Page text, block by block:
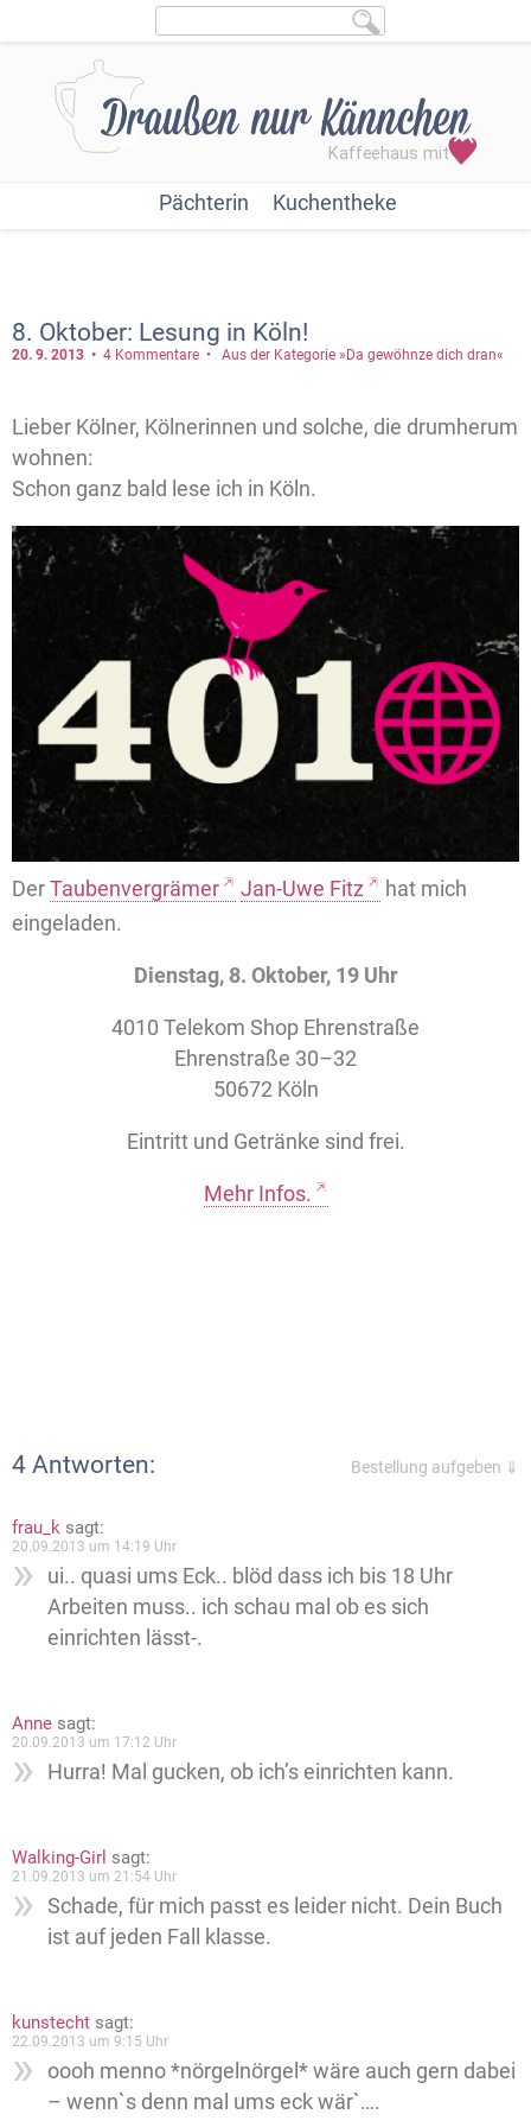
Pächterin Kuchentheke
8. Oktober: Lesung in Köln!
20. 9. 2013 4 Kommentare Aus der Kategorie »Da gewöhnze dich dran«
Lieber Kölner, Kölnerinnen und solche, die drumherum
wohnen:
Schon ganz bald lese ich in Köln.
DerTaubenvergrämer Jan-Uwe Fitz
hat mich
eingeladen.
Dienstag, 8. Oktober, 19 Uhr
4010 Telekom Shop Ehrenstraße
Ehrenstraße 30–32
50672 Köln
Eintritt und Getränke sind frei.
Mehr Infos.
4 Antworten: Bestellung aufgeben ⇓
frau_k sagt:
20.09.2013 um 14:19 Uhr
ui.. quasi ums Eck.. blöd dass ich bis 18 Uhr
Arbeiten muss.. ich schau mal ob es sich
einrichten lässt-.
Anne sagt:
20.09.2013 um 17:12 Uhr
Hurra! Mal gucken, ob ich’s einrichten kann.
Walking-Girl sagt:
21.09.2013 um 21:54 Uhr
Schade, für mich passt es leider nicht. Dein Buch
ist auf jeden Fall klasse.
kunstecht sagt:
22.09.2013 um 9:15 Uhr
oooh menno *nörgelnörgel* wäre auch gern dabei
– wenn`s denn mal ums eck wär`….